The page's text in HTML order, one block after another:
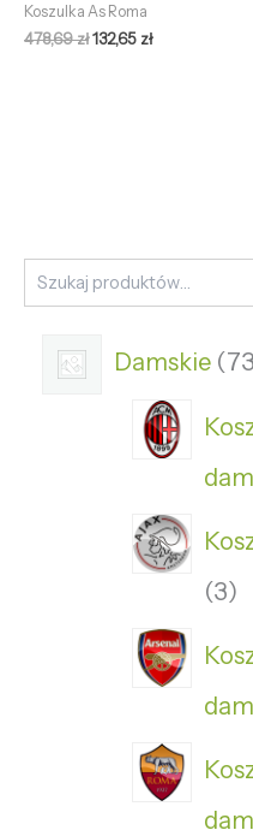
Damskie
3
Koszulka As Roma
478,69zł132,65 zł